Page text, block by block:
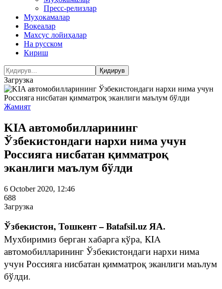
Пресс-релизлар
Муҳокамалар
Воқеалар
Махсус лойиҳалар
На русском
Кириш
Загрузка
Жамият
KIA автомобилларининг
Ўзбекистондаги нархи нима учун
Россияга нисбатан қимматроқ
эканлиги маълум бўлди
6 October 2020, 12:46
688
Загрузка
Ўзбекистон, Тошкент – Batafsil.uz ЯА.
Мухбиримиз берган хабарга кўра, KIA
автомобилларининг Ўзбекистондаги нархи нима
учун Россияга нисбатан қимматроқ эканлиги маълум
бўлди.